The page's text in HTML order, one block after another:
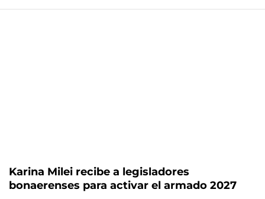
Karina Milei recibe a legisladores
bonaerenses para activar el armado 2027